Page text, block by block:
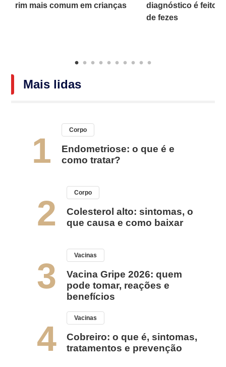
rim mais comum em crianças
diagnóstico é feito
de fezes
Mais lidas
1
Corpo
Endometriose: o que é e
como tratar?
2
Corpo
Colesterol alto: sintomas, o
que causa e como baixar
3
Vacinas
Vacina Gripe 2026: quem
pode tomar, reações e
benefícios
4
Vacinas
Cobreiro: o que é, sintomas,
tratamentos e prevenção